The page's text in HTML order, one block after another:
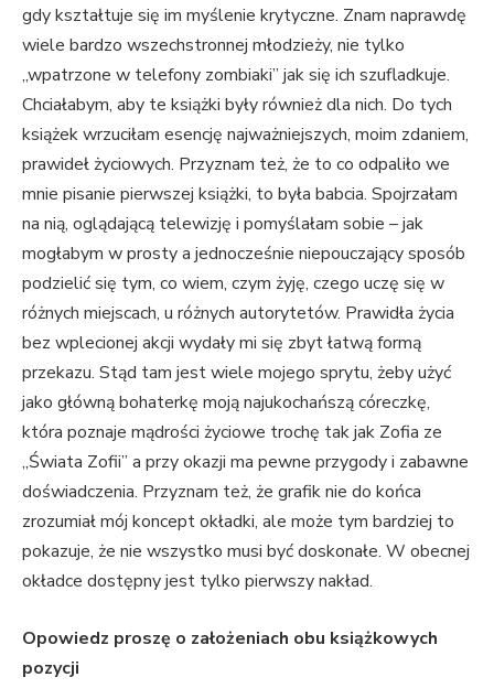
gdy kształtuje się im myślenie krytyczne. Znam naprawdę
wiele bardzo wszechstronnej młodzieży, nie tylko
„wpatrzone w telefony zombiaki” jak się ich szufladkuje.
Chciałabym, aby te książki były również dla nich. Do tych
książek wrzuciłam esencję najważniejszych, moim zdaniem,
prawideł życiowych. Przyznam też, że to co odpaliło we
mnie pisanie pierwszej książki, to była babcia. Spojrzałam
na nią, oglądającą telewizję i pomyślałam sobie – jak
mogłabym w prosty a jednocześnie niepouczający sposób
podzielić się tym, co wiem, czym żyję, czego uczę się w
różnych miejscach, u różnych autorytetów. Prawidła życia
bez wplecionej akcji wydały mi się zbyt łatwą formą
przekazu. Stąd tam jest wiele mojego sprytu, żeby użyć
jako główną bohaterkę moją najukochańszą córeczkę,
która poznaje mądrości życiowe trochę tak jak Zofia ze
„Świata Zofii” a przy okazji ma pewne przygody i zabawne
doświadczenia. Przyznam też, że grafik nie do końca
zrozumiał mój koncept okładki, ale może tym bardziej to
pokazuje, że nie wszystko musi być doskonałe. W obecnej
okładce dostępny jest tylko pierwszy nakład.
Opowiedz proszę o założeniach obu książkowych
pozycji